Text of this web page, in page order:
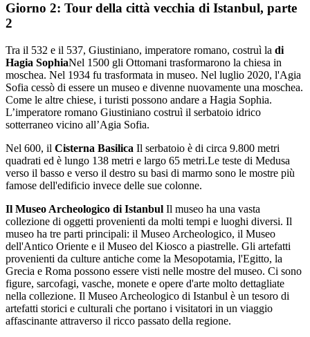
Giorno 2: Tour della città vecchia di Istanbul, parte
2
Tra il 532 e il 537, Giustiniano, imperatore romano, costruì la di
Hagia SophiaNel 1500 gli Ottomani trasformarono la chiesa in
moschea. Nel 1934 fu trasformata in museo. Nel luglio 2020, l'Agia
Sofia cessò di essere un museo e divenne nuovamente una moschea.
Come le altre chiese, i turisti possono andare a Hagia Sophia.
L’imperatore romano Giustiniano costruì il serbatoio idrico
sotterraneo vicino all’Agia Sofia.
Nel 600, il Cisterna Basilica Il serbatoio è di circa 9.800 metri
quadrati ed è lungo 138 metri e largo 65 metri.Le teste di Medusa
verso il basso e verso il destro su basi di marmo sono le mostre più
famose dell'edificio invece delle sue colonne.
Il Museo Archeologico di Istanbul Il museo ha una vasta
collezione di oggetti provenienti da molti tempi e luoghi diversi. Il
museo ha tre parti principali: il Museo Archeologico, il Museo
dell'Antico Oriente e il Museo del Kiosco a piastrelle. Gli artefatti
provenienti da culture antiche come la Mesopotamia, l'Egitto, la
Grecia e Roma possono essere visti nelle mostre del museo. Ci sono
figure, sarcofagi, vasche, monete e opere d'arte molto dettagliate
nella collezione. Il Museo Archeologico di Istanbul è un tesoro di
artefatti storici e culturali che portano i visitatori in un viaggio
affascinante attraverso il ricco passato della regione.